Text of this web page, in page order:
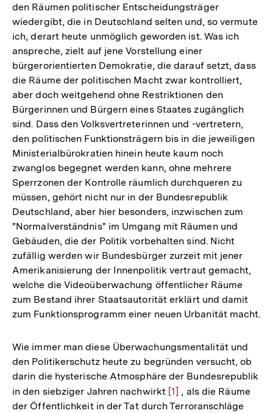
den Räumen politischer Entscheidungsträger
wiedergibt, die in Deutschland selten und, so vermute
ich, derart heute unmöglich geworden ist. Was ich
anspreche, zielt auf jene Vorstellung einer
bürgerorientierten Demokratie, die darauf setzt, dass
die Räume der politischen Macht zwar kontrolliert,
aber doch weitgehend ohne Restriktionen den
Bürgerinnen und Bürgern eines Staates zugänglich
sind. Dass den Volksvertreterinnen und -vertretern,
den politischen Funktionsträgern bis in die jeweiligen
Ministerialbürokratien hinein heute kaum noch
zwanglos begegnet werden kann, ohne mehrere
Sperrzonen der Kontrolle räumlich durchqueren zu
müssen, gehört nicht nur in der Bundesrepublik
Deutschland, aber hier besonders, inzwischen zum
"Normalverständnis" im Umgang mit Räumen und
Gebäuden, die der Politik vorbehalten sind. Nicht
zufällig werden wir Bundesbürger zurzeit mit jener
Amerikanisierung der Innenpolitik vertraut gemacht,
welche die Videoüberwachung öffentlicher Räume
zum Bestand ihrer Staatsautorität erklärt und damit
zum Funktionsprogramm einer neuen Urbanität macht.
Wie immer man diese Überwachungsmentalität und
den Politikerschutz heute zu begründen versucht, ob
darin die hysterische Atmosphäre der Bundesrepublik
in den siebziger Jahren nachwirkt Zur
Auflösung
[1] , als die Räume
der Öffentlichkeit in der Tat durch Terroranschläge